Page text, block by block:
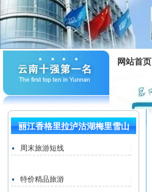
网站首页
丽江香格里拉泸沽湖梅里雪山
周末旅游短线
特价精品旅游